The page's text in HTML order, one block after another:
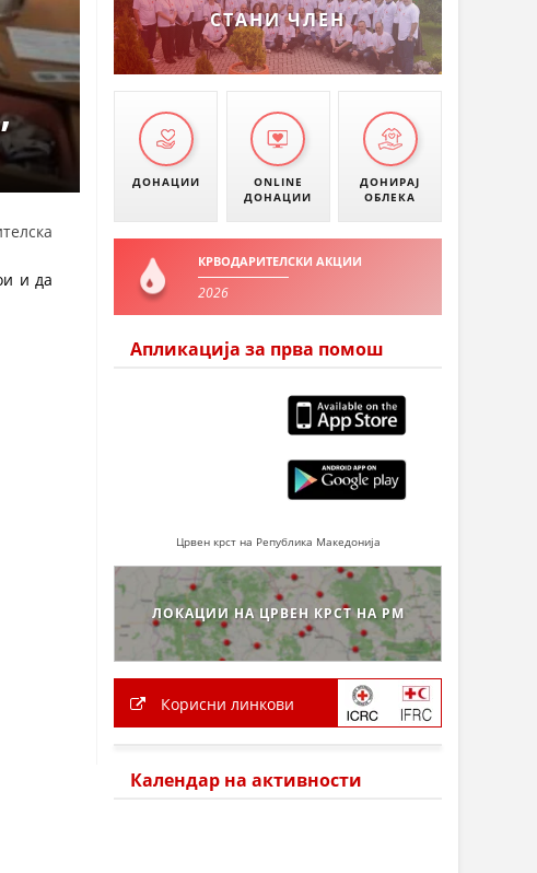
и да
СТАНИ ЧЛЕН
ДОНАЦИИ
ONLINE
ДОНАЦИИ
ДОНИРАЈ
ОБЛЕКА
КРВОДАРИТЕЛСКИ АКЦИИ
2026
Апликација за прва помош
Црвен крст на Република Македонија
ЛОКАЦИИ НА ЦРВЕН КРСТ НА РМ
Корисни линкови
Календар на активности